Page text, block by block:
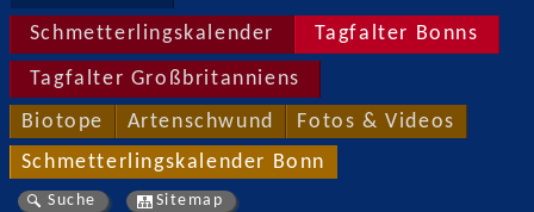
Schmetterlingskalender Tagfalter Bonns
Tagfalter Großbritanniens
Biotope Artenschwund Fotos & Videos
Schmetterlingskalender Bonn
Suche Sitemap